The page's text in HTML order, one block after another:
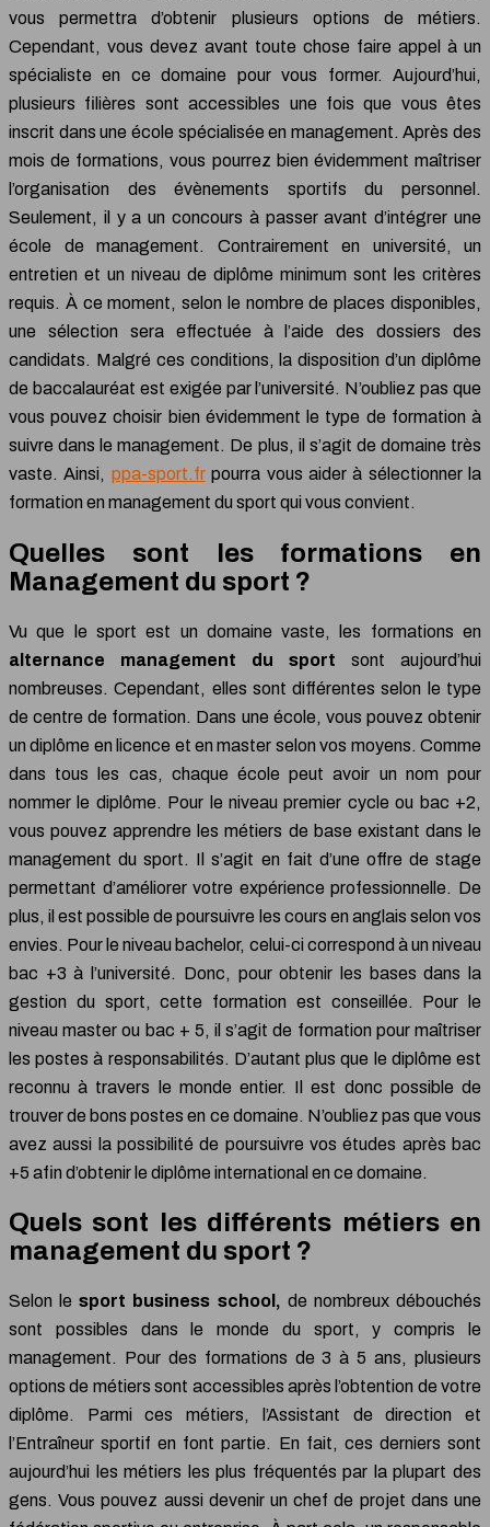
vous permettra d’obtenir plusieurs options de métiers.
Cependant, vous devez avant toute chose faire appel à un
spécialiste en ce domaine pour vous former. Aujourd’hui,
plusieurs filières sont accessibles une fois que vous êtes
inscrit dans une école spécialisée en management. Après des
mois de formations, vous pourrez bien évidemment maîtriser
l’organisation des évènements sportifs du personnel.
Seulement, il y a un concours à passer avant d’intégrer une
école de management. Contrairement en université, un
entretien et un niveau de diplôme minimum sont les critères
requis. À ce moment, selon le nombre de places disponibles,
une sélection sera effectuée à l’aide des dossiers des
candidats. Malgré ces conditions, la disposition d’un diplôme
de baccalauréat est exigée par l’université. N’oubliez pas que
vous pouvez choisir bien évidemment le type de formation à
suivre dans le management. De plus, il s’agit de domaine très
vaste. Ainsi, ppa-sport.frpourra vous aider à sélectionner la
formation en management du sport qui vous convient.
Quelles sont les formations en
Management du sport ?
Vu que le sport est un domaine vaste, les formations en
alternance management du sport sont aujourd’hui
nombreuses. Cependant, elles sont différentes selon le type
de centre de formation. Dans une école, vous pouvez obtenir
un diplôme en licence et en master selon vos moyens. Comme
dans tous les cas, chaque école peut avoir un nom pour
nommer le diplôme. Pour le niveau premier cycle ou bac +2,
vous pouvez apprendre les métiers de base existant dans le
management du sport. Il s’agit en fait d’une offre de stage
permettant d’améliorer votre expérience professionnelle. De
plus, il est possible de poursuivre les cours en anglais selon vos
envies. Pour le niveau bachelor, celui-ci correspond à un niveau
bac +3 à l’université. Donc, pour obtenir les bases dans la
gestion du sport, cette formation est conseillée. Pour le
niveau master ou bac + 5, il s’agit de formation pour maîtriser
les postes à responsabilités. D’autant plus que le diplôme est
reconnu à travers le monde entier. Il est donc possible de
trouver de bons postes en ce domaine. N’oubliez pas que vous
avez aussi la possibilité de poursuivre vos études après bac
+5 afin d’obtenir le diplôme international en ce domaine.
Quels sont les différents métiers en
management du sport ?
Selon lesport business school, de nombreux débouchés
sont possibles dans le monde du sport, y compris le
management. Pour des formations de 3 à 5 ans, plusieurs
options de métiers sont accessibles après l’obtention de votre
diplôme. Parmi ces métiers, l’Assistant de direction et
l’Entraîneur sportif en font partie. En fait, ces derniers sont
aujourd’hui les métiers les plus fréquentés par la plupart des
gens. Vous pouvez aussi devenir un chef de projet dans une